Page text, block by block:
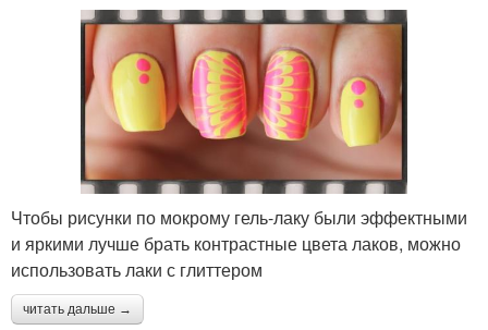
Чтобы рисунки по мокрому гель-лаку были эффектными
и яркими лучше брать контрастные цвета лаков, можно
использовать лаки с глиттером
читать дальше →